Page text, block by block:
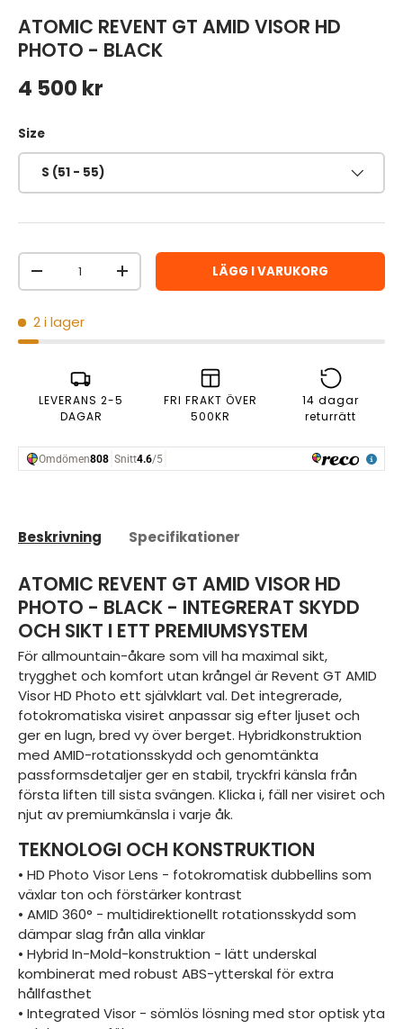
ATOMIC REVENT GT AMID VISOR HD
PHOTO - BLACK
Ordinarie pris
4 500 kr
Size
S (51 - 55)
Antal
MINSKA ANTALÖKA ANTAL LÄGG I VARUKORG
2 i lager
LEVERANS 2-5
DAGAR
FRI FRAKT ÖVER
500KR
14 dagar
returrätt
Beskrivning Specifikationer
ATOMIC REVENT GT AMID VISOR HD
PHOTO - BLACK - INTEGRERAT SKYDD
OCH SIKT I ETT PREMIUMSYSTEM
För allmountain-åkare som vill ha maximal sikt,
trygghet och komfort utan krångel är Revent GT AMID
Visor HD Photo ett självklart val. Det integrerade,
fotokromatiska visiret anpassar sig efter ljuset och
ger en lugn, bred vy över berget. Hybridkonstruktion
med AMID-rotationsskydd och genomtänkta
passformsdetaljer ger en stabil, tryckfri känsla från
första liften till sista svängen. Klicka i, fäll ner visiret och
njut av premiumkänsla i varje åk.
TEKNOLOGI OCH KONSTRUKTION
• HD Photo Visor Lens - fotokromatisk dubbellins som
växlar ton och förstärker kontrast
• AMID 360° - multidirektionellt rotationsskydd som
dämpar slag från alla vinklar
• Hybrid In-Mold-konstruktion - lätt underskal
kombinerat med robust ABS-ytterskal för extra
hållfasthet
• Integrated Visor - sömlös lösning med stor optisk yta